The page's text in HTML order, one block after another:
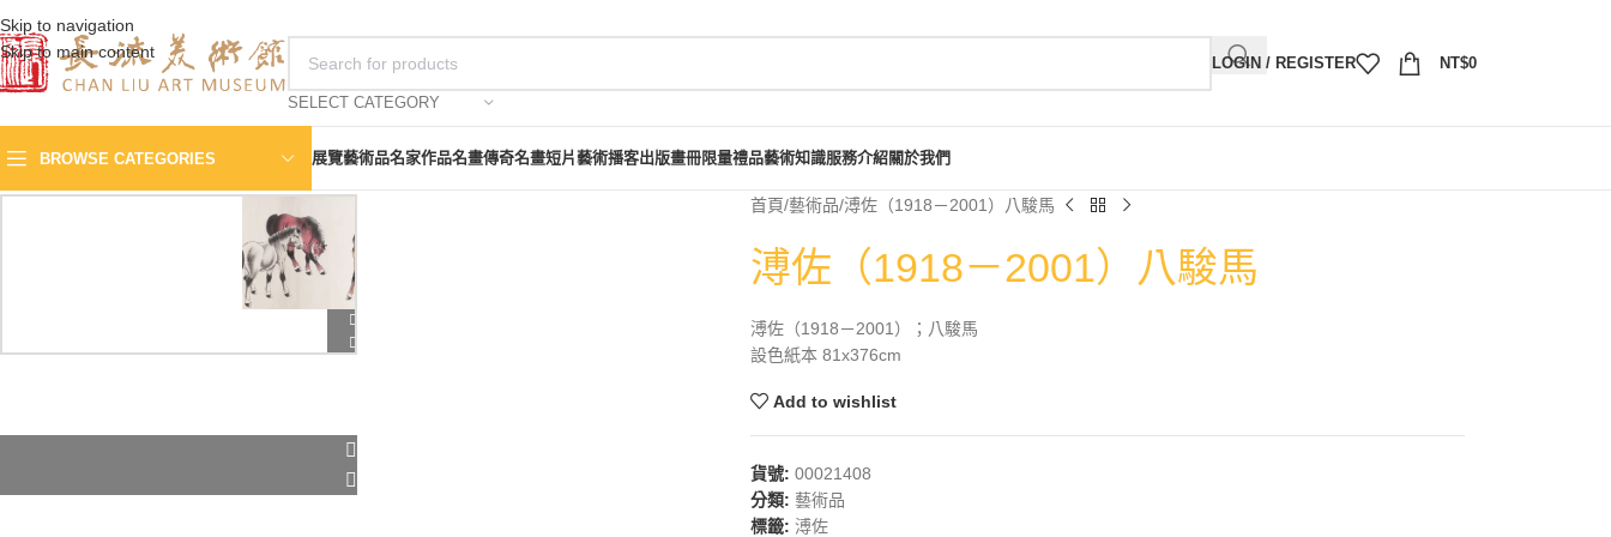
Skip to navigation
Skip to main content
SELECT CATEGORY
LOGIN / REGISTER NT$0
BROWSE CATEGORIES 展覽藝術品名家作品名畫傳奇名畫短片藝術播客出版畫冊限量禮品藝術知識服務介紹關於我們
首頁 藝術品 溥佐（1918－2001）八駿馬
溥佐（1918－2001）八駿馬
溥佐（1918－2001）；八駿馬
設色紙本 81x376cm
Add to wishlist
貨號: 00021408
分類: 藝術品
標籤: 溥佐